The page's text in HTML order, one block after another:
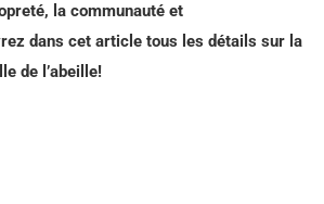
la communauté et
dans cet article tous les détails sur la
de l’abeille!